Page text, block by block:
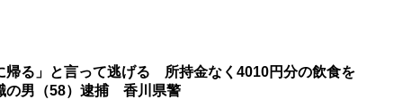
帰る」と言って逃げる 所持金なく4010円分の飲食を
男（58）逮捕 香川県警